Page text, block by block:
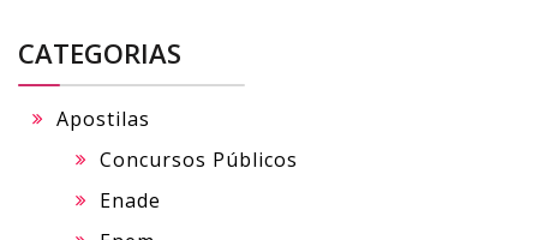
CATEGORIAS
Apostilas
Concursos Públicos
Enade